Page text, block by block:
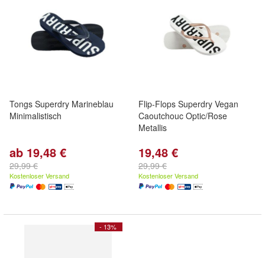
Tongs Superdry Marineblau
Minimalistisch
ab 19,48 €
29,99 €
Kostenloser Versand
Flip-Flops Superdry Vegan
Caoutchouc Optic/Rose
Metallis
19,48 €
29,99 €
Kostenloser Versand
- 13%